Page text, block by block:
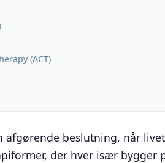
(ACT)
afgørende beslutning, når
der hver især bygger